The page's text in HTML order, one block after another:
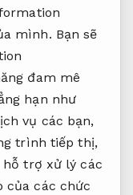
mình. Bạn sẽ
đam mê
hạn như
vụ các bạn,
trình tiếp thị,
hỗ trợ xử lý các
của các chức